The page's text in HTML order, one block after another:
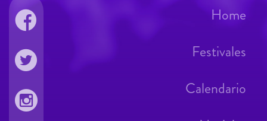
Home
Festivales
Calendario